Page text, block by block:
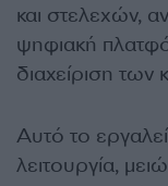
και στελεχών,
ψηφιακή
διαχείριση των
Αυτό το
λειτουργία,